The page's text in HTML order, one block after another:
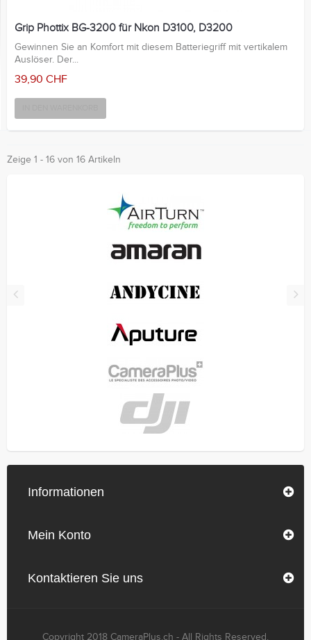
Grip Phottix BG-3200 für Nkon D3100, D3200
Gewinnen Sie an Komfort mit diesem Batteriegriff mit vertikalem
Auslöser. Der...
39,90 CHF
Zeige 1 - 16 von 16 Artikeln
Informationen
Mein Konto
Kontaktieren Sie uns
Copyright 2018 CameraPlus.ch - All Rights Reserved.